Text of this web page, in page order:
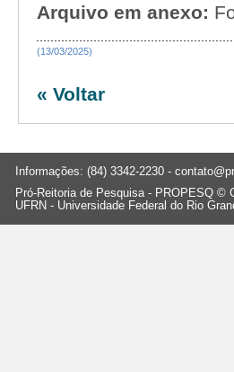
Arquivo em anexo:
(13/03/2025)
« Voltar
Informações: (84) 3342-2230 -
Pró-Reitoria de Pesquisa - PROPESQ ©
UFRN - Universidade Federal do Rio